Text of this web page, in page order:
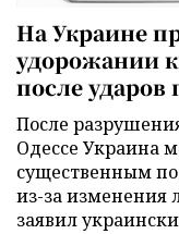
На Украине
удорожании
после ударов
После
Одессе Украина
существенным
из-за изменения
заявил